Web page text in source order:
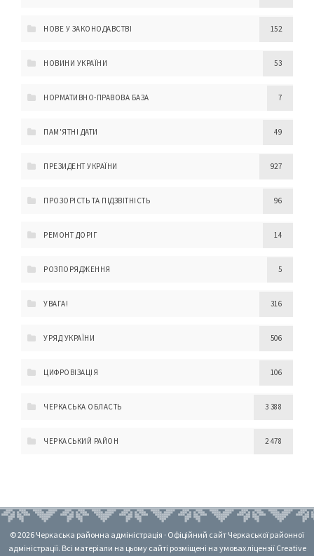
НОВЕ У ЗАКОНОДАВСТВІ 152
НОВИНИ УКРАЇНИ 53
НОРМАТИВНО-ПРАВОВА БАЗА 7
ПАМ'ЯТНІ ДАТИ 49
ПРЕЗИДЕНТ УКРАЇНИ 927
ПРОЗОРІСТЬ ТА ПІДЗВІТНІСТЬ 96
РЕМОНТ ДОРІГ 14
РОЗПОРЯДЖЕННЯ 5
УВАГА! 316
УРЯД УКРАЇНИ 506
ЦИФРОВІЗАЦІЯ 106
ЧЕРКАСЬКА ОБЛАСТЬ 3 388
ЧЕРКАСЬКИЙ РАЙОН 2 478
© 2026 Черкаська районна адміністрація · Офіційний сайт Черкаської районної
адміністрації. Всі матеріали на цьому сайті розміщені на умовах ліцензії Creative